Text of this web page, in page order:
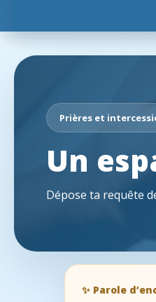
Prières et
Un
Dépose ta requête
✨ Parole